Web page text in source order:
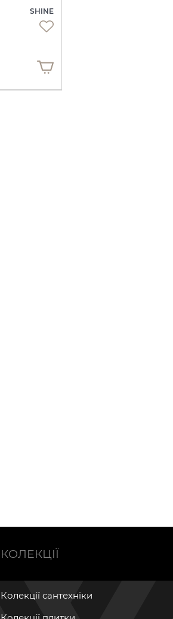
SHINE
КОЛЕКЦІЇ
Колекції сантехніки